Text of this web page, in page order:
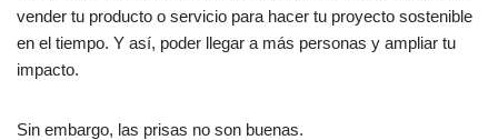
vender tu producto o servicio para hacer tu proyecto sostenible
en el tiempo. Y así, poder llegar a más personas y ampliar tu
impacto.
Sin embargo, las prisas no son buenas.